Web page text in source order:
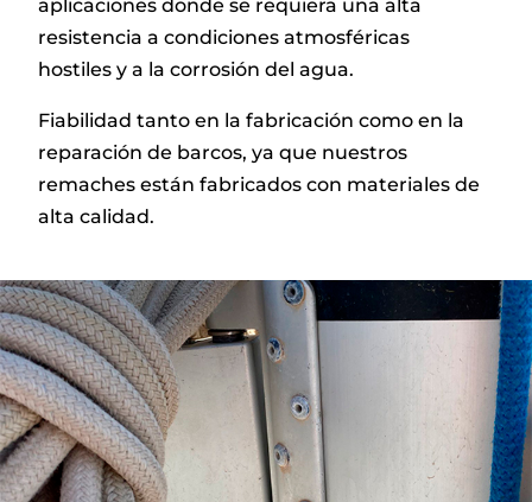
aplicaciones donde se requiera una alta
resistencia a condiciones atmosféricas
hostiles y a la corrosión del agua.
Fiabilidad tanto en la fabricación como en la
reparación de barcos, ya que nuestros
remaches están fabricados con materiales de
alta calidad.